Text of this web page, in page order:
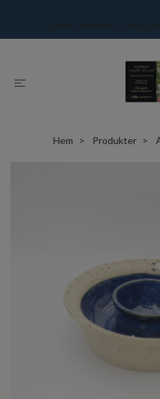
Hem Produkter